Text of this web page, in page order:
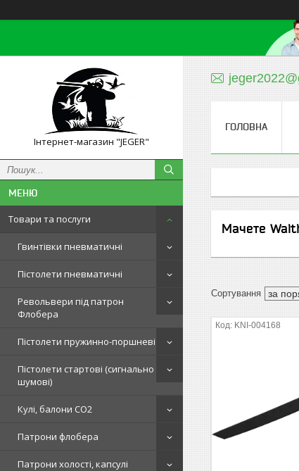
Інтернет-магазин "JEGER"
Товари та послуги
Гвинтівки пневматичні
Пістолети пневматичні
Револьвери під патрон
Флобера
Пістолети пружинно-поршневі
Пістолети стартові (сигнально
шумові)
Кулі, балони СО2
Патрони флобера
Патрони холості, капсулі
ГОЛОВНА
Мачете
KNI-004168